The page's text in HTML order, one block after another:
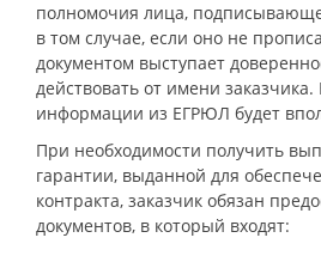
полномочия лица,
в том случае, если оно не
документом выступает
действовать от имени
информации из ЕГРЮЛ будет
При необходимости получить
гарантии, выданной для
контракта, заказчик обязан
документов, в который входят: